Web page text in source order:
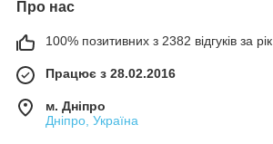
Про нас
100% позитивних з 2382 відгуків за рік
Працює з 28.02.2016
м. Дніпро
Дніпро, Україна